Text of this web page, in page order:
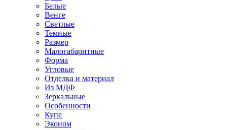
Белые
Венге
Светлые
Темные
Размер
Малогабаритные
Форма
Угловые
Отделка и материал
Из МДФ
Зеркальные
Особенности
Купе
Эконом